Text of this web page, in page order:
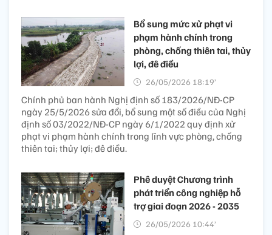
Bổ sung mức xử phạt vi
phạm hành chính trong
phòng, chống thiên tai, thủy
lợi, đê điều
26/05/2026 18:19’
Chính phủ ban hành Nghị định số 183/2026/NĐ-CP
ngày 25/5/2026 sửa đổi, bổ sung một số điều của Nghị
định số 03/2022/NĐ-CP ngày 6/1/2022 quy định xử
phạt vi phạm hành chính trong lĩnh vực phòng, chống
thiên tai; thủy lợi; đê điều.
Phê duyệt Chương trình
phát triển công nghiệp hỗ
trợ giai đoạn 2026 - 2035
26/05/2026 10:44’